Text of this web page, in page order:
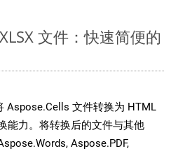
文件：快速简便的
Aspose.Cells 文件转换为 HTML
能力。将转换后的文件与其他
Aspose.PDF,